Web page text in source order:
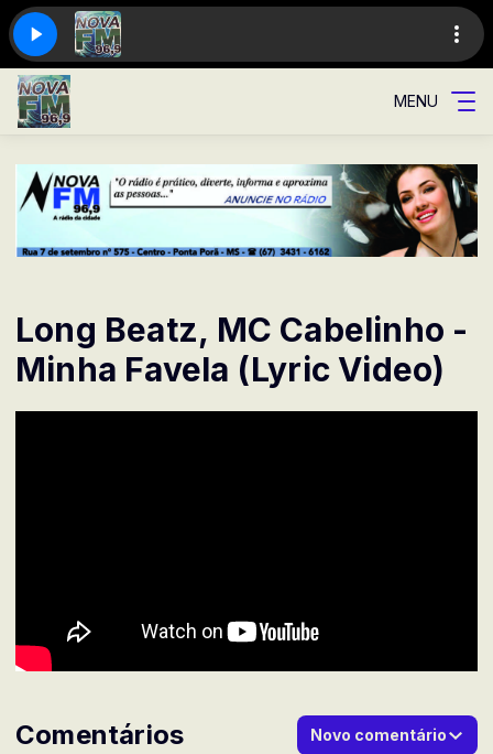
MENU
Long Beatz, MC Cabelinho -
Minha Favela (Lyric Video)
Comentários Novo comentário